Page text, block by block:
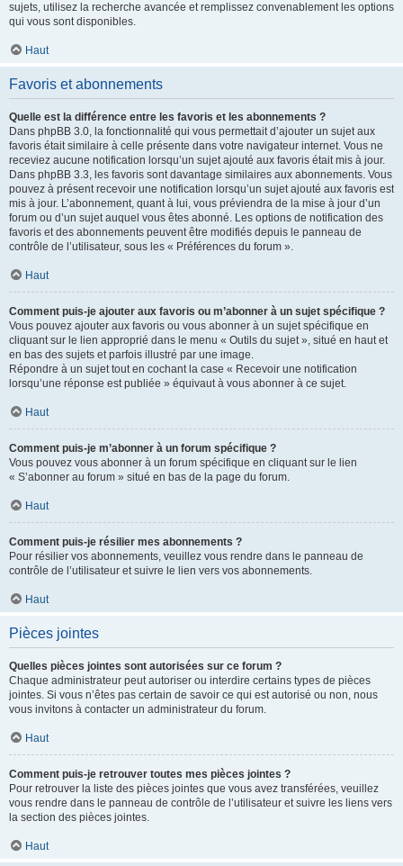
sujets, utilisez la recherche avancée et remplissez convenablement les options
qui vous sont disponibles.
Haut
Favoris et abonnements
Quelle est la différence entre les favoris et les abonnements ?
Dans phpBB 3.0, la fonctionnalité qui vous permettait d’ajouter un sujet aux
favoris était similaire à celle présente dans votre navigateur internet. Vous ne
receviez aucune notification lorsqu’un sujet ajouté aux favoris était mis à jour.
Dans phpBB 3.3, les favoris sont davantage similaires aux abonnements. Vous
pouvez à présent recevoir une notification lorsqu’un sujet ajouté aux favoris est
mis à jour. L’abonnement, quant à lui, vous préviendra de la mise à jour d’un
forum ou d’un sujet auquel vous êtes abonné. Les options de notification des
favoris et des abonnements peuvent être modifiés depuis le panneau de
contrôle de l’utilisateur, sous les « Préférences du forum ».
Haut
Comment puis-je ajouter aux favoris ou m’abonner à un sujet spécifique ?
Vous pouvez ajouter aux favoris ou vous abonner à un sujet spécifique en
cliquant sur le lien approprié dans le menu « Outils du sujet », situé en haut et
en bas des sujets et parfois illustré par une image.
Répondre à un sujet tout en cochant la case « Recevoir une notification
lorsqu’une réponse est publiée » équivaut à vous abonner à ce sujet.
Haut
Comment puis-je m’abonner à un forum spécifique ?
Vous pouvez vous abonner à un forum spécifique en cliquant sur le lien
« S’abonner au forum » situé en bas de la page du forum.
Haut
Comment puis-je résilier mes abonnements ?
Pour résilier vos abonnements, veuillez vous rendre dans le panneau de
contrôle de l’utilisateur et suivre le lien vers vos abonnements.
Haut
Pièces jointes
Quelles pièces jointes sont autorisées sur ce forum ?
Chaque administrateur peut autoriser ou interdire certains types de pièces
jointes. Si vous n’êtes pas certain de savoir ce qui est autorisé ou non, nous
vous invitons à contacter un administrateur du forum.
Haut
Comment puis-je retrouver toutes mes pièces jointes ?
Pour retrouver la liste des pièces jointes que vous avez transférées, veuillez
vous rendre dans le panneau de contrôle de l’utilisateur et suivre les liens vers
la section des pièces jointes.
Haut